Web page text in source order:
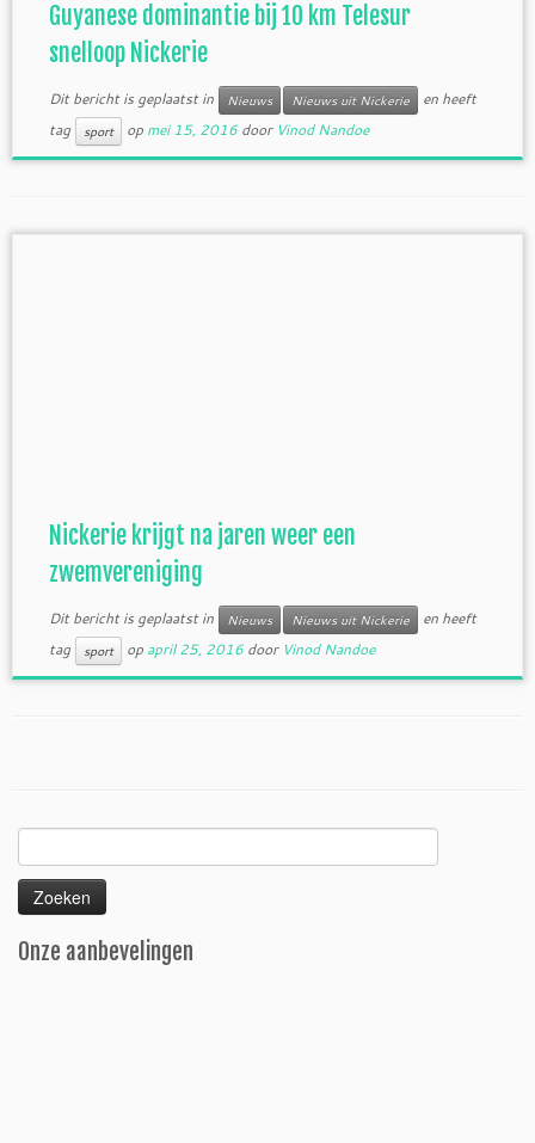
Guyanese dominantie bij 10 km Telesur
snelloop Nickerie
Dit bericht is geplaatst in Nieuws Nieuws uit Nickerie
en heeft
tag
sport op mei 15, 2016 door Vinod Nandoe
Nickerie krijgt na jaren weer een
zwemvereniging
Dit bericht is geplaatst in Nieuws Nieuws uit Nickerie
en heeft
tag
sport op april 25, 2016 door Vinod Nandoe
naar:
Onze aanbevelingen